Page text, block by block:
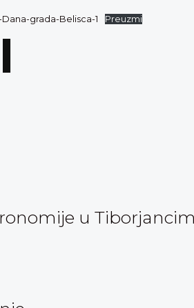
grada-Belisca-1 Preuzmi
u